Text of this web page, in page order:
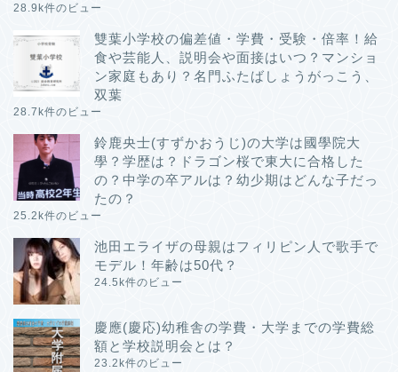
28.9k件のビュー
雙葉小学校の偏差値・学費・受験・倍率！給
食や芸能人、説明会や面接はいつ？マンショ
ン家庭もあり？名門ふたばしょうがっこう、
双葉
28.7k件のビュー
鈴鹿央士(すずかおうじ)の大学は國學院大
學？学歴は？ドラゴン桜で東大に合格した
の？中学の卒アルは？幼少期はどんな子だっ
たの？
25.2k件のビュー
池田エライザの母親はフィリピン人で歌手で
モデル！年齢は50代？
24.5k件のビュー
慶應(慶応)幼稚舎の学費・大学までの学費総
額と学校説明会とは？
23.2k件のビュー